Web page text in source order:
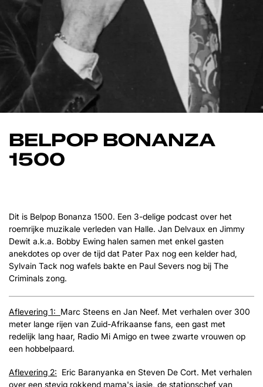
BELPOP BONANZA
1500
Dit is Belpop Bonanza 1500. Een 3-delige podcast over het
roemrijke muzikale verleden van Halle. Jan Delvaux en Jimmy
Dewit a.k.a. Bobby Ewing halen samen met enkel gasten
anekdotes op over de tijd dat Pater Pax nog een kelder had,
Sylvain Tack nog wafels bakte en Paul Severs nog bij The
Criminals zong.
Aflevering 1: Marc Steens en Jan Neef. Met verhalen over 300
meter lange rijen van Zuid-Afrikaanse fans, een gast met
redelijk lang haar, Radio Mi Amigo en twee zwarte vrouwen op
een hobbelpaard.
Aflevering 2: Eric Baranyanka en Steven De Cort. Met verhalen
over een stevig rokkend mama's jasje, de stationschef van